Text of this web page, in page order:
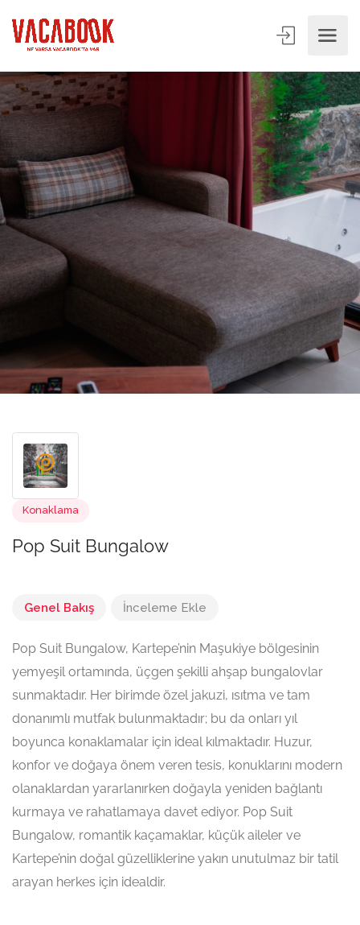
Konaklama
Genel Bakış İnceleme Ekle
Pop Suit Bungalow, Kartepe’nin Maşukiye bölgesinin
yemyeşil ortamında, üçgen şekilli ahşap bungalovlar
sunmaktadır. Her birimde özel jakuzi, ısıtma ve tam
donanımlı mutfak bulunmaktadır; bu da onları yıl
boyunca konaklamalar için ideal kılmaktadır. Huzur,
konfor ve doğaya önem veren tesis, konuklarını modern
olanaklardan yararlanırken doğayla yeniden bağlantı
kurmaya ve rahatlamaya davet ediyor. Pop Suit
Bungalow, romantik kaçamaklar, küçük aileler ve
Kartepe’nin doğal güzelliklerine yakın unutulmaz bir tatil
arayan herkes için idealdir.